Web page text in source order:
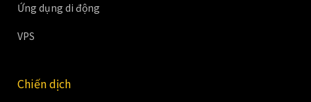
Ứng dụng di động
VPS
Chiến dịch